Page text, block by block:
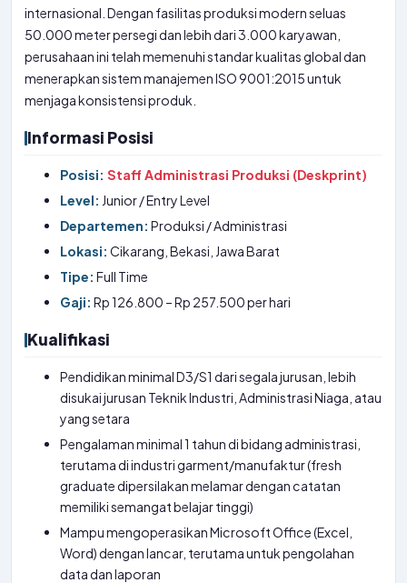
internasional. Dengan fasilitas produksi modern seluas
50.000 meter persegi dan lebih dari 3.000 karyawan,
perusahaan ini telah memenuhi standar kualitas global dan
menerapkan sistem manajemen ISO 9001:2015 untuk
menjaga konsistensi produk.
Informasi Posisi
Posisi:Staff Administrasi Produksi (Deskprint)
Level: Junior / Entry Level
Departemen: Produksi / Administrasi
Lokasi: Cikarang, Bekasi, Jawa Barat
Tipe: Full Time
Gaji: Rp 126.800 – Rp 257.500 per hari
Kualifikasi
Pendidikan minimal D3/S1 dari segala jurusan, lebih
disukai jurusan Teknik Industri, Administrasi Niaga, atau
yang setara
Pengalaman minimal 1 tahun di bidang administrasi,
terutama di industri garment/manufaktur (fresh
graduate dipersilakan melamar dengan catatan
memiliki semangat belajar tinggi)
Mampu mengoperasikan Microsoft Office (Excel,
Word) dengan lancar, terutama untuk pengolahan
data dan laporan